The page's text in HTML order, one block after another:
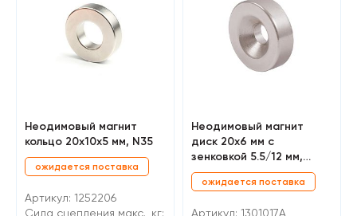
Неодимовый магнит
кольцо 20х10х5 мм, N35
ожидается поставка
Артикул: 1252206
Сила сцепления макс., кг:
Неодимовый магнит
диск 20х6 мм с
зенковкой 5.5/12 мм,
N38H
ожидается поставка
Артикул: 1301017A